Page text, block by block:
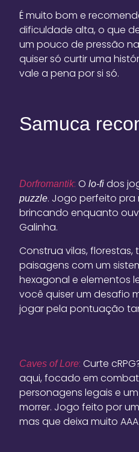
É muito bom e
dificuldade alta, o que
um pouco de pressão
quiser só curtir uma
vale a pena por si só.
Samuca
Dorfromantik: Olo-fi dos
puzzle. Jogo perfeito pra
brincando enquanto
Galinha.
Construa vilas, florestas,
paisagens com um
hexagonal e elementos
você quiser um desafio
jogar pela pontuação
Caves of Lore: Curte
aqui, focado em
personagens legais e
morrer. Jogo feito por
mas que deixa muito